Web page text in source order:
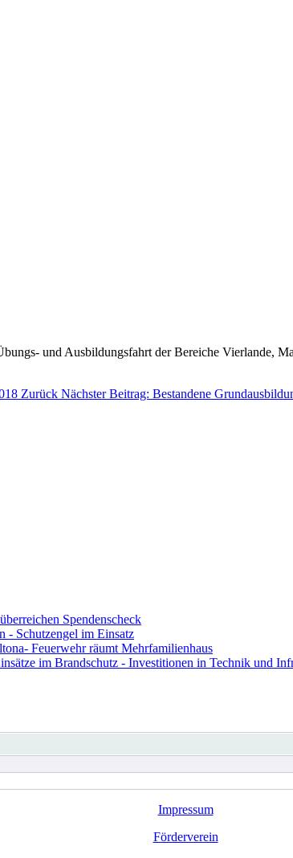
und Ausbildungsfahrt der Bereiche Vierlande,
Zurück Nächster Beitrag: Bestandene
Spendenscheck
- Schutzengel im Einsatz
Feuerwehr räumt Mehrfamilienhaus
im Brandschutz - Investitionen in Technik und
Impressum
Förderverein